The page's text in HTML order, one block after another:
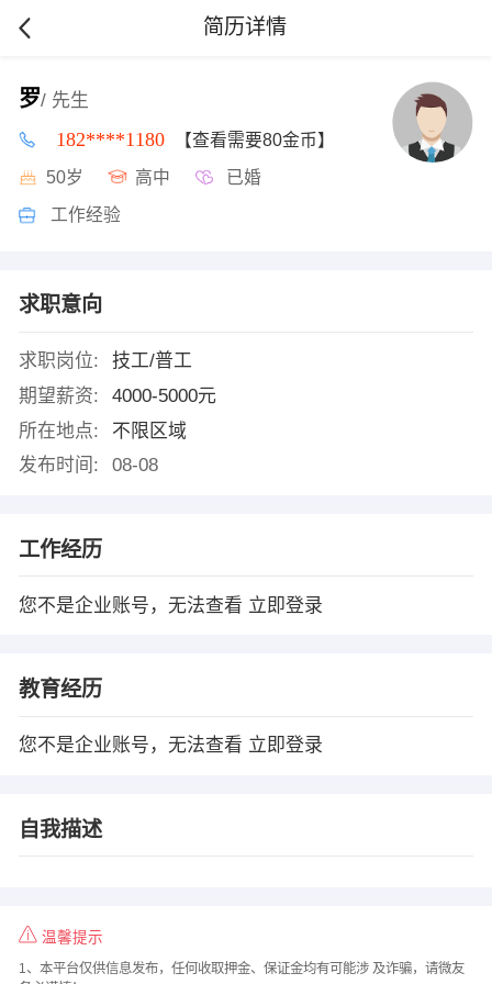
简历详情
罗/ 先生
182****1180 【查看需要80金币】
50岁 高中 已婚
工作经验
求职意向
求职岗位:
技工/普工
期望薪资:
4000-5000元
所在地点:
不限区域
发布时间:
08-08
工作经历
您不是企业账号，无法查看 立即登录
教育经历
您不是企业账号，无法查看 立即登录
自我描述
温馨提示
1、本平台仅供信息发布，任何收取押金、保证金均有可能涉 及诈骗，请微友